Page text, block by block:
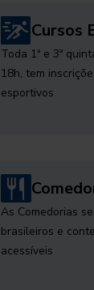
Cursos
Toda 1ª e 3ª
18h, tem
esportivos
As Comedorias
brasileiros e
acessíveis